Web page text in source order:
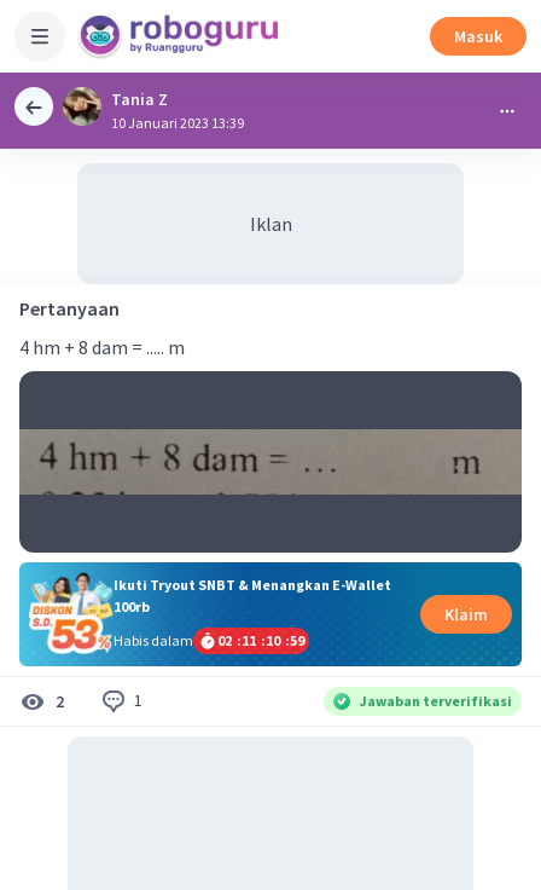
Masuk
Tania Z
10 Januari 2023 13:39
Iklan
Pertanyaan
4 hm + 8 dam = ..... m
Ikuti Tryout SNBT & Menangkan E-Wallet
100rb
Habis dalam
02 :11 :10 :59
Klaim
2 1 Jawaban terverifikasi